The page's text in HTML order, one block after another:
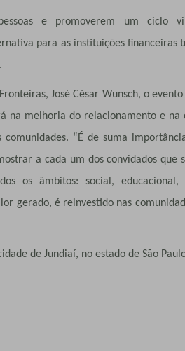
e promoverem um ciclo
para as instituições financeiras
José César Wunsch, o evento
na melhoria do relacionamento e na
“É de suma
a cada um dos convidados que
os âmbitos: social,
gerado, é reinvestido nas
de Jundiaí, no estado de São